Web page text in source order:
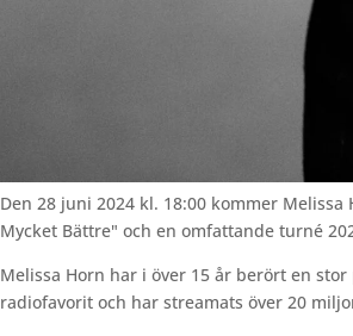
Den 28 juni 2024 kl. 18:00 kommer
Mycket Bättre" och en omfattande turné
Melissa Horn har i över 15 år berört en
radiofavorit och har streamats över 20